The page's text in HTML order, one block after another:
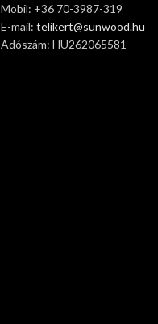
Mobil: +36 70-3987-319
E-mail: telikert@sunwood.hu
Adószám: HU262065581